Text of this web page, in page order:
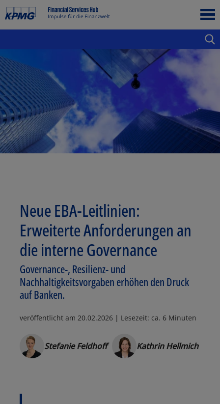
Neue EBA-Leitlinien:
Erweiterte Anforderungen an
die interne Governance
Governance-, Resilienz- und
Nachhaltigkeitsvorgaben erhöhen den Druck
auf Banken.
veröffentlicht am 20.02.2026 | Lesezeit: ca. 6 Minuten
Stefanie Feldhoff Kathrin Hellmich